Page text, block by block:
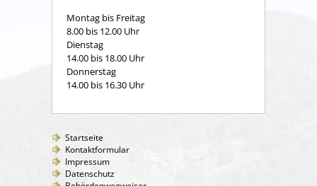
Montag bis Freitag
8.00 bis 12.00 Uhr
Dienstag
14.00 bis 18.00 Uhr
Donnerstag
14.00 bis 16.30 Uhr
Startseite
Kontaktformular
Impressum
Datenschutz